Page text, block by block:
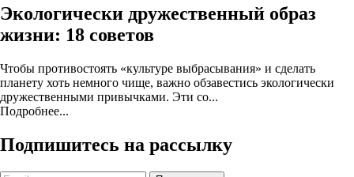
Экологически дружественный образ
жизни: 18 советов
Чтобы противостоять «культуре выбрасывания» и сделать
планету хоть немного чище, важно обзавестись экологически
дружественными привычками. Эти со...
Подробнее...
Подпишитесь на рассылку